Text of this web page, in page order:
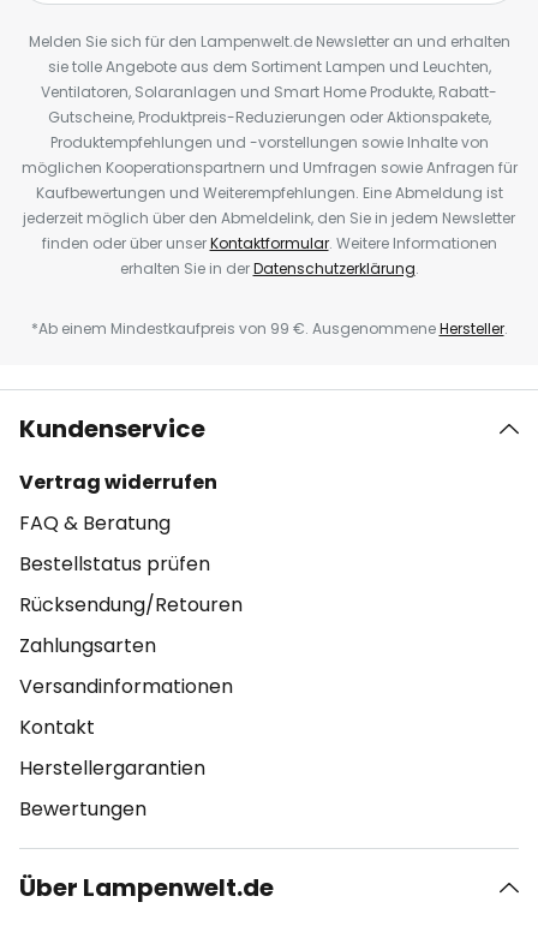
Melden Sie sich für den Lampenwelt.de Newsletter an und erhalten
sie tolle Angebote aus dem Sortiment Lampen und Leuchten,
Ventilatoren, Solaranlagen und Smart Home Produkte, Rabatt-
Gutscheine, Produktpreis-Reduzierungen oder Aktionspakete,
Produktempfehlungen und -vorstellungen sowie Inhalte von
möglichen Kooperationspartnern und Umfragen sowie Anfragen für
Kaufbewertungen und Weiterempfehlungen. Eine Abmeldung ist
jederzeit möglich über den Abmeldelink, den Sie in jedem Newsletter
finden oder über unserKontaktformular. Weitere Informationen
erhalten Sie in derDatenschutzerklärung.
*Ab einem Mindestkaufpreis von 99 €. AusgenommeneHersteller.
Kundenservice
Vertrag widerrufen
FAQ & Beratung
Bestellstatus prüfen
Rücksendung/Retouren
Zahlungsarten
Versandinformationen
Kontakt
Herstellergarantien
Bewertungen
Über Lampenwelt.de